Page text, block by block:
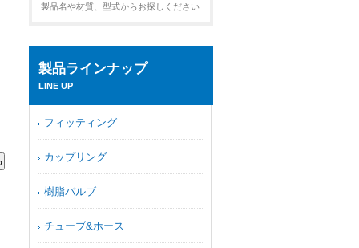
製品名や材質、型式からお探しください
製品ラインナップ
LINE UP
フィッティング
カップリング
樹脂バルブ
チューブ&ホース